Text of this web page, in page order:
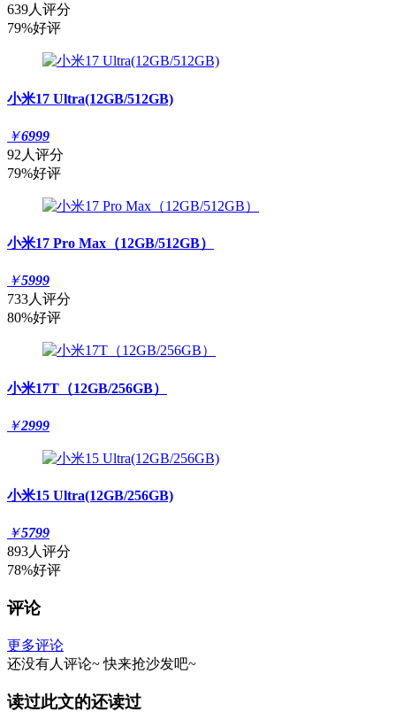
639人评分
79%好评
小米17 Ultra(12GB/512GB)
￥6999
92人评分
79%好评
小米17 Pro Max（12GB/512GB）
￥5999
733人评分
80%好评
小米17T（12GB/256GB）
￥2999
小米15 Ultra(12GB/256GB)
￥5799
893人评分
78%好评
评论
更多评论
还没有人评论~ 快来抢沙发吧~
读过此文的还读过